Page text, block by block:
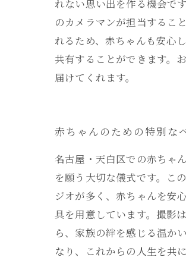
れない思い出を作る機会で
のカメラマンが担当するこ
れるため、赤ちゃんも安心
共有することができます。
届けてくれます。
赤ちゃんのための特別な
名古屋・天白区での赤ちゃ
を願う大切な儀式です。こ
ジオが多く、赤ちゃんを安
具を用意しています。撮影
ら、家族の絆を感じる温か
なり、これからの人生を共